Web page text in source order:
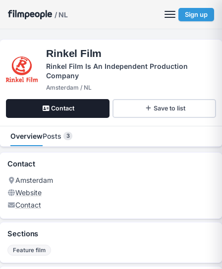
/ NL Sign up
Rinkel Film
Rinkel Film Is An Independent Production
Company
Amsterdam / NL
Contact Save to list
OverviewPosts 3
Contact
Amsterdam
Website
Contact
Sections
Feature film